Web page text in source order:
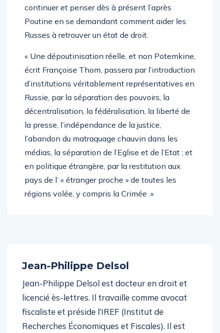
continuer et penser dès à présent l’après
Poutine en se demandant comment aider les
Russes à retrouver un état de droit.
« Une dépoutinisation réelle, et non Potemkine,
écrit Françoise Thom, passera par l’introduction
d’institutions véritablement représentatives en
Russie, par la séparation des pouvoirs, la
décentralisation, la fédéralisation, la liberté de
la presse, l’indépendance de la justice,
l’abandon du matraquage chauvin dans les
médias, la séparation de l’Eglise et de l’Etat ; et
en politique étrangère, par la restitution aux
pays de l’ « étranger proche » de toutes les
régions volée, y compris la Crimée .»
Jean-Philippe Delsol
Jean-Philippe Delsol est docteur en droit et
licencié ès-lettres. Il travaille comme avocat
fiscaliste et préside l’IREF (Institut de
Recherches Économiques et Fiscales). Il est